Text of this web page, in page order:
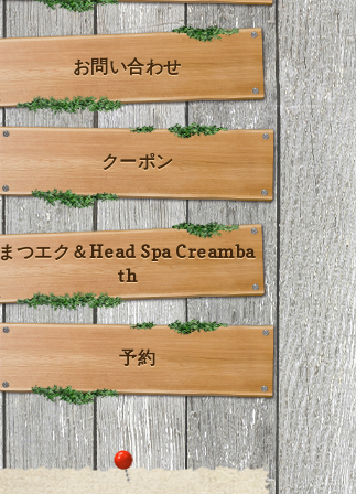
お問い合わせ
クーポン
まつエク＆Head Spa Creamba
th
予約